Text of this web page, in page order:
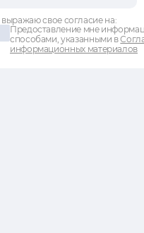
выражаю свое согласие на:
Предоставление мне
способами, указанными в
информационных материалов